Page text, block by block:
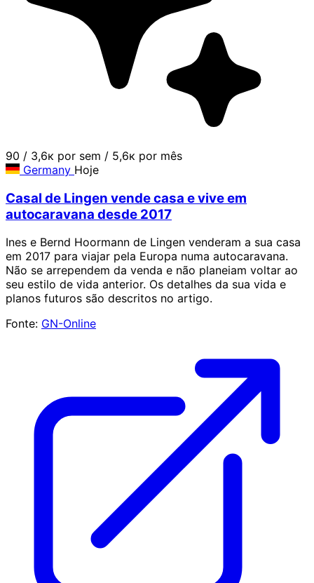
90 / 3,6к por sem / 5,6к por mês
Germany Hoje
Casal de Lingen vende casa e vive em
autocaravana desde 2017
Ines e Bernd Hoormann de Lingen venderam a sua casa
em 2017 para viajar pela Europa numa autocaravana.
Não se arrependem da venda e não planeiam voltar ao
seu estilo de vida anterior. Os detalhes da sua vida e
planos futuros são descritos no artigo.
Fonte: GN-Online